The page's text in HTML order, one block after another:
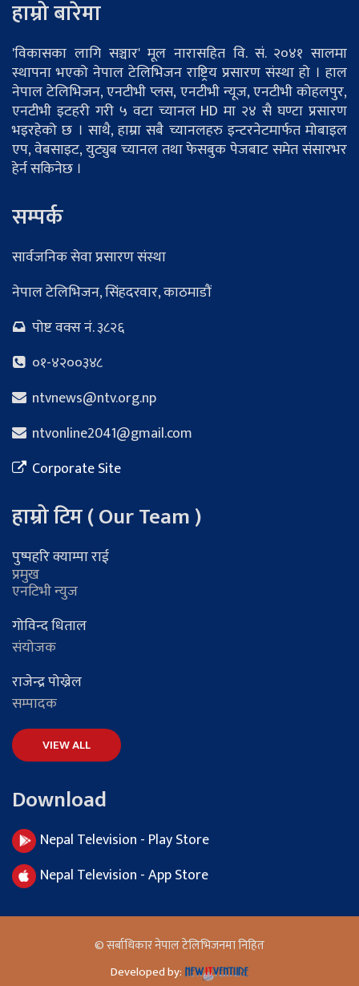
हाम्रो बारेमा
'विकासका लागि सञ्चार' मूल नारासहित वि. सं. २०४१ सालमा
स्थापना भएको नेपाल टेलिभिजन राष्ट्रिय प्रसारण संस्था हो । हाल
नेपाल टेलिभिजन, एनटीभी प्लस, एनटीभी न्यूज, एनटीभी कोहलपुर,
एनटीभी इटहरी गरी ५ वटा च्यानल HD मा २४ सै घण्टा प्रसारण
भइरहेको छ । साथै, हाम्रा सबै च्यानलहरु इन्टरनेटमार्फत मोबाइल
एप, वेबसाइट, युट्युब च्यानल तथा फेसबुक पेजबाट समेत संसारभर
हेर्न सकिनेछ ।
सम्पर्क
सार्वजनिक सेवा प्रसारण संस्था
नेपाल टेलिभिजन, सिंहदरवार, काठमाडौं
पोष्ट वक्स नं. ३८२६
०१-४२००३४८
ntvnews@ntv.org.np
ntvonline2041@gmail.com
Corporate Site
हाम्रो टिम ( Our Team )
पुष्पहरि क्याम्पा राई
प्रमुख
एनटिभी न्युज
गोविन्द धिताल
संयोजक
राजेन्द्र पोख्रेल
सम्पादक
VIEW ALL
Download
Nepal Television - Play Store
Nepal Television - App Store
© सर्बाधिकार नेपाल टेलिभिजनमा निहित
Developed by: